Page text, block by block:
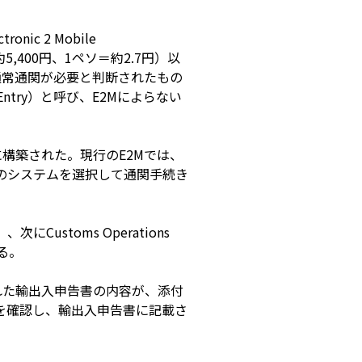
2 Mobile
円、1ペソ＝約2.7円）以
通関が必要と判断されたもの
）と呼び、E2Mによらない
築された。現行のE2Mでは、
ステムを選択して通関手続き
、次にCustoms Operations
輸出入申告書の内容が、添付
認し、輸出入申告書に記載さ